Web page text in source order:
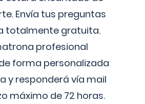
Envía tus preguntas
totalmente gratuita.
profesional
forma personalizada
y responderá vía mail
máximo de 72 horas.